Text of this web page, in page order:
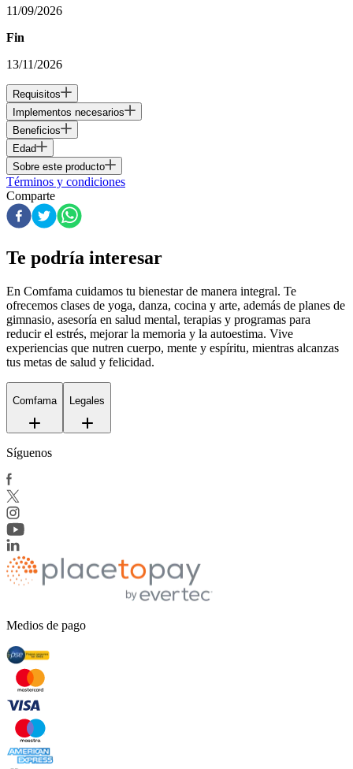
11/09/2026
Fin
13/11/2026
Requisitos
Implementos necesarios
Beneficios
Edad
Sobre este producto
Términos y condiciones
Comparte
Te podría interesar
En Comfama cuidamos tu bienestar de manera integral. Te
ofrecemos clases de yoga, danza, cocina y arte, además de planes de
gimnasio, asesoría en salud mental, terapias y programas para
reducir el estrés, mejorar la memoria y la autoestima. Vive
experiencias que nutren cuerpo, mente y espíritu, mientras alcanzas
tus metas de salud y felicidad.
Comfama Legales
Síguenos
Medios de pago